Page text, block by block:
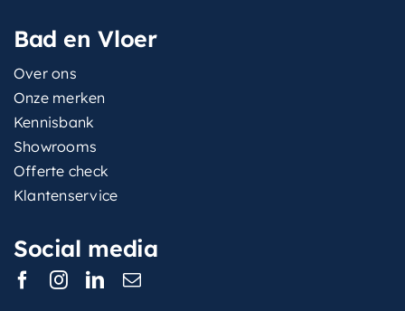
Bad en Vloer
Over ons
Onze merken
Kennisbank
Showrooms
Offerte check
Klantenservice
Social media